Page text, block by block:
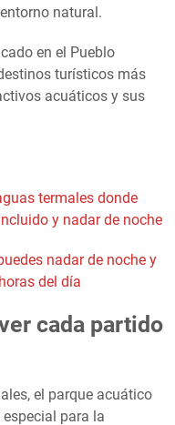
natural.
en el Pueblo
turísticos más
acuáticos y sus
termales donde
y nadar de noche
nadar de noche y
del día
cada partido
el parque acuático
para la